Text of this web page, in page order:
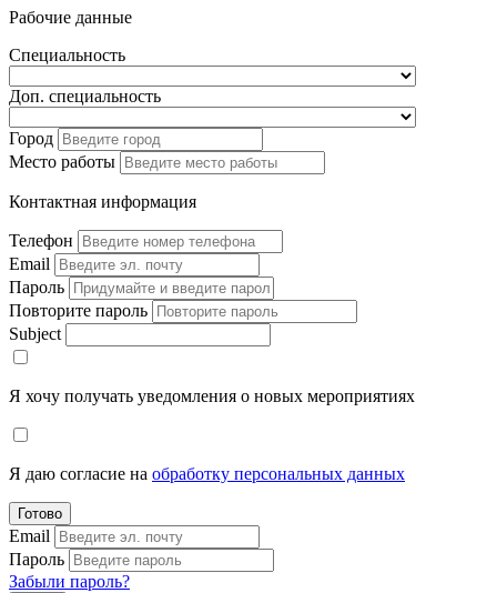
Рабочие данные
Специальность
Доп. специальность
Город
Место работы
Контактная информация
Телефон
Email
Пароль
Повторите пароль
Subject
Я хочу получать уведомления о новых мероприятиях
Я даю согласие на обработку персональных данных
Готово
Email
Пароль
Забыли пароль?